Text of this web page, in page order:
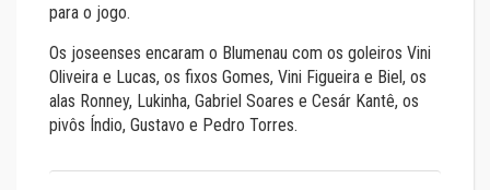
para o jogo.
Os joseenses encaram o Blumenau com os goleiros Vini
Oliveira e Lucas, os fixos Gomes, Vini Figueira e Biel, os
alas Ronney, Lukinha, Gabriel Soares e Cesár Kantê, os
pivôs Índio, Gustavo e Pedro Torres.